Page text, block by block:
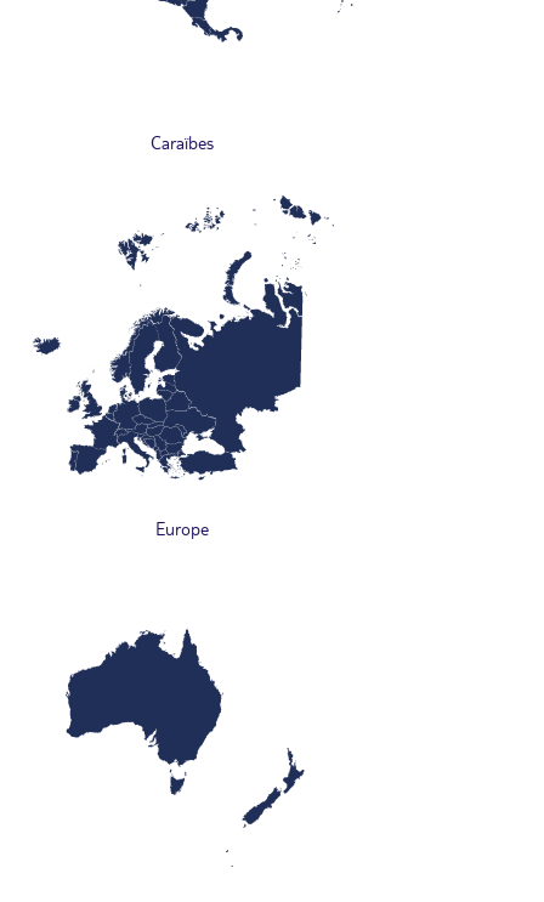
Caraïbes
Europe